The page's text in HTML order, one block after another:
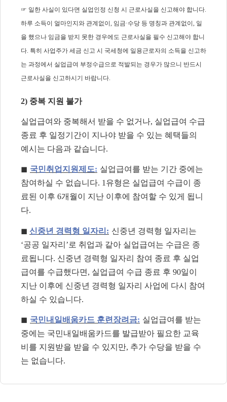
☞ 일한 사실이 있다면 실업인정 신청 시 근로사실을 신고해야 합니다
하루 소득이 얼마인지와 관계없이 임금·수당 등 명칭과 관계없이 일
을 했으나 임금을 받지 못한 경우에도 근로사실을 필수 신고해야 합니
다 특히 사업주가 세금 신고 시 국세청에 일용근로자의 소득을 신고하
는 과정에서 실업급여 부정수급으로 적발되는 경우가 많으니 반드시
근로사실을 신고하시기 바랍니다
2) 중복 지원 불가
실업급여와 중복해서 받을 수 없거나, 실업급여 수급
종료 후 일정기간이 지나야 받을 수 있는 혜택들의
예시는 다음과 같습니다.
◼ 국민취업지원제도: 실업급여를 받는 기간 중에는
참여하실 수 없습니다. 1 유형은 실업급여 수급이 종
료된 이후 6개월이 지난 이후에 참여할 수 있게 됩니
다.
◼ 신중년 경력형 일자리 : 신중년 경력형 일자리는
‘공공 일자리 ’ 로 취업과 같아 실업급여는 수급은 종
료됩니다. 신중년 경력형 일자리 참여 종료 후 실업
급여를 수급했다면 , 실업급여 수급 종료 후 90일이
지난 이후에 신중년 경력형 일자리 사업에 다시 참여
하실 수 있습니다.
◼ 국민내일배움카드 훈련장려금: 실업급여를 받는
중에는 국민내일배움카드를 발급받아 필요한 교육
비를 지원받을 받을 수 있지만, 추가 수당을 받을 수
는 없습니다.